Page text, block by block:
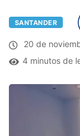
SANTANDER
20 de
4 minutos de